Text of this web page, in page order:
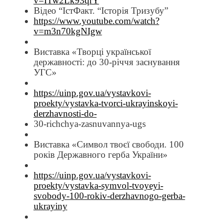
Відео “ІстФакт. “Історія Тризубу”
https://www.youtube.com/watch?
v=m3n70kgNIgw
Виставка «Творці української
державності: до 30-річчя заснування
УГС»
https://uinp.gov.ua/vystavkovi-
proekty/vystavka-tvorci-ukrayinskoyi-
derzhavnosti-do-
30-richchya-zasnuvannya-ugs
Виставка «Символ твоєї свободи. 100
років Державного герба України»
https://uinp.gov.ua/vystavkovi-
proekty/vystavka-symvol-tvoyeyi-
svobody-100-rokiv-derzhavnogo-gerba-
ukrayiny